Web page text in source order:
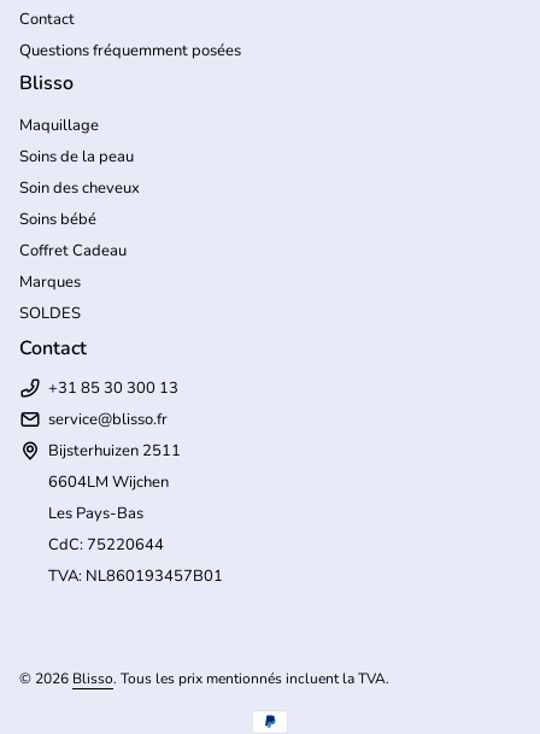
Contact
Questions fréquemment posées
Blisso
Maquillage
Soins de la peau
Soin des cheveux
Soins bébé
Coffret Cadeau
Marques
SOLDES
Contact
+31 85 30 300 13
service@blisso.fr
Bijsterhuizen 2511
6604LM Wijchen
Les Pays-Bas
CdC: 75220644
TVA: NL860193457B01
© 2026 Blisso. Tous les prix mentionnés incluent la TVA.
Modes de paiement